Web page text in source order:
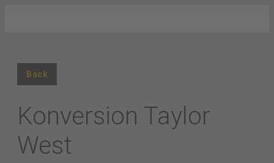
Back
Konversion Taylor
West